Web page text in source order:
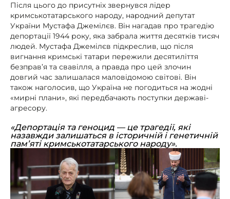
Після цього до присутніх звернувся лідер
кримськотатарського народу, народний депутат
України Мустафа Джемілєв. Він нагадав про трагедію
депортації 1944 року, яка забрала життя десятків тисяч
людей. Мустафа Джемілєв підкреслив, що після
вигнання кримські татари пережили десятиліття
безправ’я та свавілля, а правда про цей злочин
довгий час залишалася маловідомою світові. Він
також наголосив, що Україна не погодиться на жодні
«мирні плани», які передбачають поступки державі-
агресору.
«Депортація та геноцид — це трагедії, які
назавжди залишаться в історичній і генетичній
пам’яті кримськотатарського народу».